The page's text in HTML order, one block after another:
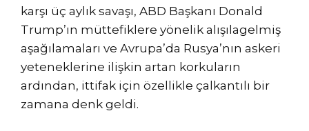
karşı üç aylık savaşı, ABD Başkanı Donald
Trump’ın müttefiklere yönelik alışılagelmiş
aşağılamaları ve Avrupa’da Rusya’nın askeri
yeteneklerine ilişkin artan korkuların
ardından, ittifak için özellikle çalkantılı bir
zamana denk geldi.